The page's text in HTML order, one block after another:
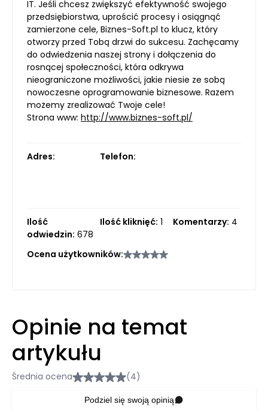
IT. Jeśli chcesz zwiększyć efektywność swojego
przedsiębiorstwa, uprościć procesy i osiągnąć
zamierzone cele, Biznes-Soft.pl to klucz, który
otworzy przed Tobą drzwi do sukcesu. Zachęcamy
do odwiedzenia naszej strony i dołączenia do
rosnącej społeczności, która odkrywa
nieograniczone możliwości, jakie niesie ze sobą
nowoczesne oprogramowanie biznesowe. Razem
możemy zrealizować Twoje cele!
Strona www: http://www.biznes-soft.pl/
Adres: Telefon:
Ilość
odwiedzin: 678
Ilość kliknięć: 1 Komentarzy: 4
Ocena użytkowników:
Opinie na temat
artykułu
Średnia ocena (4)
Podziel się swoją opinią